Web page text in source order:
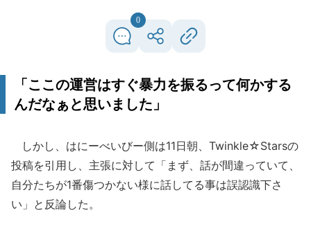
0
「ここの運営はすぐ暴力を振るって何かする
んだなぁと思いました」
しかし、はにーべいびー側は11日朝、Twinkle☆Starsの
投稿を引用し、主張に対して「まず、話が間違っていて、
自分たちが1番傷つかない様に話してる事は誤認識下さ
い」と反論した。